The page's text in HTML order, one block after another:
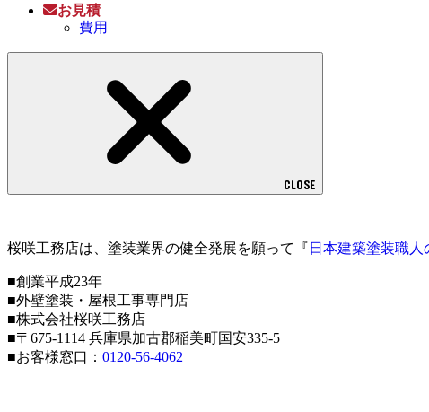
お見積
費用
CLOSE
桜咲工務店は、塗装業界の健全発展を願って『 日本建築塗装職人
■創業平成23年
■外壁塗装・屋根工事専門店
■株式会社桜咲工務店
■〒675-1114 兵庫県加古郡稲美町国安335-5
■お客様窓口： 0120-56-4062